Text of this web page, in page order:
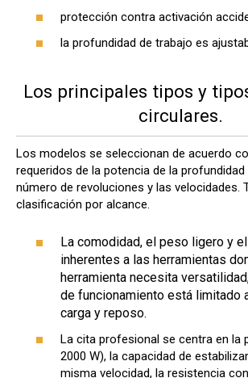
protección contra activación
la profundidad de trabajo es
Los principales tipos y
circulares.
Los modelos se seleccionan de acuerdo
requeridos de la potencia de la
número de revoluciones y las velocidades.
clasificación por alcance.
La comodidad, el peso ligero y
inherentes a las herramientas
herramienta necesita
de funcionamiento está limitado
carga y reposo.
La cita profesional se centra en la
2000 W), la capacidad de
misma velocidad, la resistencia